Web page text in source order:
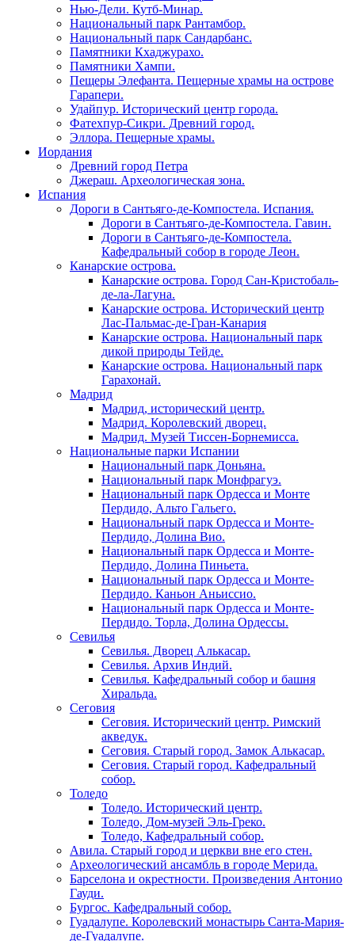
Нью-Дели. Кутб-Минар.
Национальный парк Рантамбор.
Национальный парк Сандарбанс.
Памятники Кхаджурахо.
Памятники Хампи.
Пещеры Элефанта. Пещерные храмы на острове
Гарапери.
Удайпур. Исторический центр города.
Фатехпур-Сикри. Древний город.
Эллора. Пещерные храмы.
Иордания
Древний город Петра
Джераш. Археологическая зона.
Испания
Дороги в Сантьяго-де-Компостела. Испания.
Дороги в Сантьяго-де-Компостела. Гавин.
Дороги в Сантьяго-де-Компостела.
Кафедральный собор в городе Леон.
Канарские острова.
Канарские острова. Город Сан-Кристобаль-
де-ла-Лагуна.
Канарские острова. Исторический центр
Лас-Пальмас-де-Гран-Канария
Канарские острова. Национальный парк
дикой природы Тейде.
Канарские острова. Национальный парк
Гарахонай.
Мадрид
Мадрид, исторический центр.
Мадрид. Королевский дворец.
Мадрид. Музей Тиссен-Борнемисса.
Национальные парки Испании
Национальный парк Доньяна.
Национальный парк Монфрагуэ.
Национальный парк Ордесса и Монте
Пердидо, Альто Гальего.
Национальный парк Ордесса и Монте-
Пердидо, Долина Вио.
Национальный парк Ордесса и Монте-
Пердидо, Долина Пиньета.
Национальный парк Ордесса и Монте-
Пердидо. Каньон Аньиссио.
Национальный парк Ордесса и Монте-
Пердидо. Торла, Долина Ордессы.
Севилья
Севилья. Дворец Алькасар.
Севилья. Архив Индий.
Севилья. Кафедральный собор и башня
Хиральда.
Сеговия
Сеговия. Исторический центр. Римский
акведук.
Сеговия. Старый город. Замок Алькасар.
Сеговия. Старый город. Кафедральный
собор.
Толедо
Толедо. Исторический центр.
Толедо, Дом-музей Эль-Греко.
Толедо, Кафедральный собор.
Авила. Старый город и церкви вне его стен.
Археологический ансамбль в городе Мерида.
Барселона и окрестности. Произведения Антонио
Гауди.
Бургос. Кафедральный собор.
Гуадалупе. Королевский монастырь Санта-Мария-
де-Гуадалупе.